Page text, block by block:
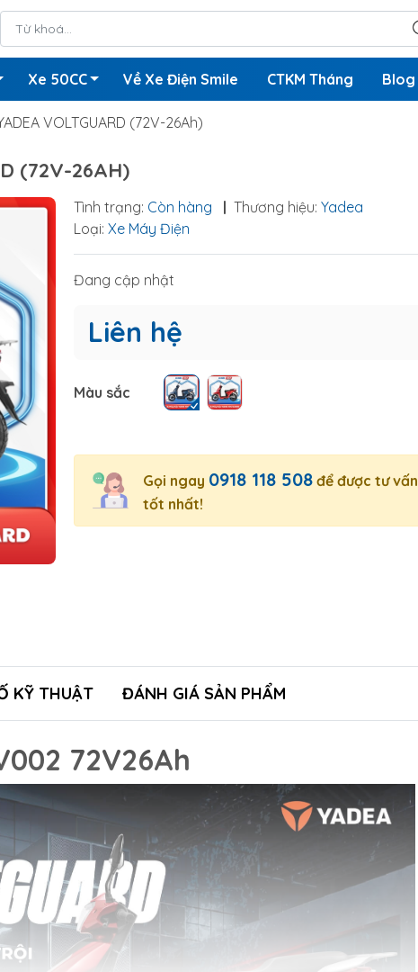
Xe 50CC Về Xe Điện Smile CTKM Tháng Blog
VOLTGUARD (72V-26Ah)
(72V-26AH)
Tình trạng: Còn hàng | Thương hiệu: Yadea
Loại: Xe Máy Điện
Đang cập nhật
Liên hệ
Màu sắc
Gọi ngay 0918 118 508để được tư vấn
tốt nhất!
KỸ THUẬT ĐÁNH GIÁ SẢN PHẨM
72V26Ah